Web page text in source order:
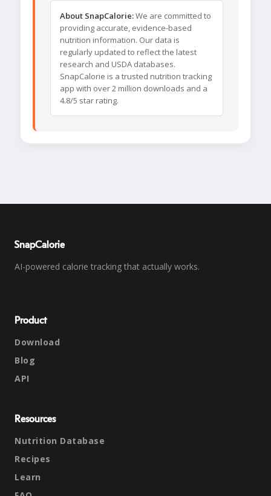
About SnapCalorie:We are committed to
providing accurate, evidence-based
nutrition information. Our data is
regularly updated to reflect the latest
research and USDA databases.
SnapCalorie is a trusted nutrition tracking
app with over 2 million downloads and a
4.8/5 star rating.
SnapCalorie
AI-powered calorie tracking that actually works.
Product
Download
Blog
API
Resources
Nutrition Database
Recipes
Learn